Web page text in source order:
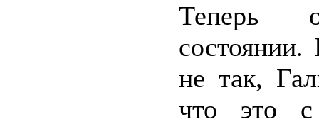
Теперь
не так,
что это